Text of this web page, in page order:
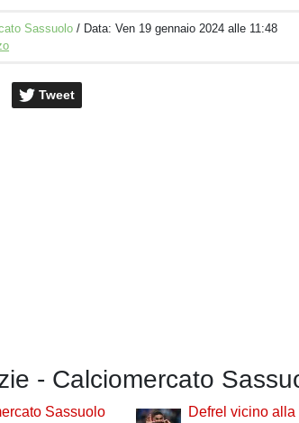
Sassuolo / Data:Ven 19 gennaio 2024 alle 11:48
Tweet
- Calciomercato
Sassuolo
Defrel vicino alla